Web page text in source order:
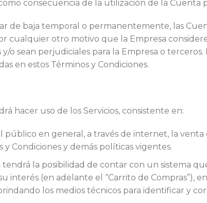
consecuencia de la utilización de la Cuenta
de baja temporal o permanentemente, las
cualquier otro motivo que la Empresa
o sean perjudiciales para la Empresa o
en estos Términos y Condiciones.
hacer uso de los Servicios, consistente en:
público en general, a través de internet, la
Condiciones y demás políticas vigentes.
tendrá la posibilidad de contar con un sistema
interés (en adelante el “Carrito de Compras”),
los medios técnicos para identificar y